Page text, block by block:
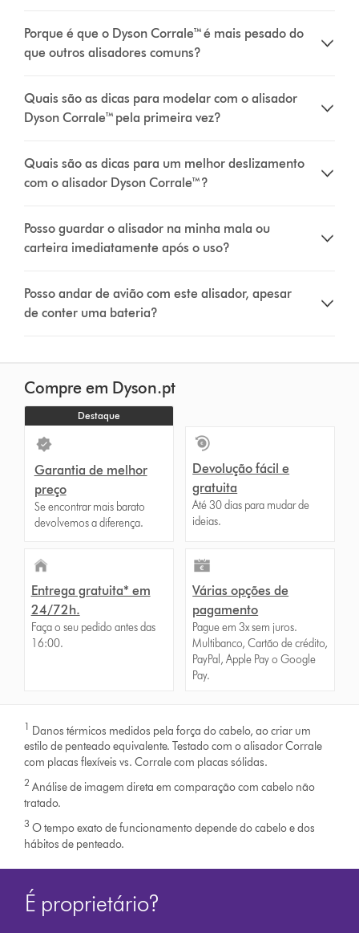
Porque é que o Dyson Corrale™ é mais pesado do
que outros alisadores comuns?
Quais são as dicas para modelar com o alisador
Dyson Corrale™ pela primeira vez?
Quais são as dicas para um melhor deslizamento
com o alisador Dyson Corrale™?
Posso guardar o alisador na minha mala ou
carteira imediatamente após o uso?
Posso andar de avião com este alisador, apesar
de conter uma bateria?
Compre em Dyson.pt
Destaque
Garantia de melhor
preço
Se encontrar mais barato
devolvemos a diferença.
Devolução fácil e
gratuita
Até 30 dias para mudar de
ideias.
Entrega gratuita* em
24/72h.
Faça o seu pedido antes das
16:00.
Várias opções de
pagamento
Pague em 3x sem juros.
Multibanco, Cartão de crédito,
PayPal, Apple Pay o Google
Pay.
1 Danos térmicos medidos pela força do cabelo, ao criar um
estilo de penteado equivalente. Testado com o alisador Corrale
com placas flexíveis vs. Corrale com placas sólidas.
2 Análise de imagem direta em comparação com cabelo não
tratado.
3 O tempo exato de funcionamento depende do cabelo e dos
hábitos de penteado.
É proprietário?